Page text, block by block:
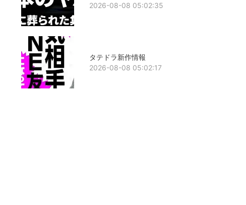
2026-08-08 05:02:35
タテドラ新作情報
2026-08-08 05:02:17